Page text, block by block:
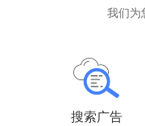
我们为
搜索广告